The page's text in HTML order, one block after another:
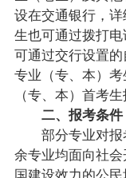
设在交通银行，
生也可通过拨打
可通过交行设置
专业 （专、本）
（专、本）首考
二、 报考条件
部分专业对报
余专业均面向社
国建设效力的公